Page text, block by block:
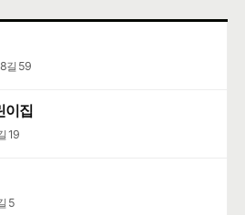
길 59
이집
19
5